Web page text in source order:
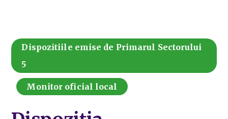
Dispozitiile emise de Primarul Sectorului
5
Monitor oficial local